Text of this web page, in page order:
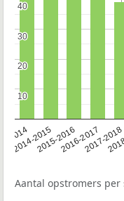
2014
2014-20152015-20162016-20172017-2018
10
10
20
20
30
30
40
40
Aantal opstromers per